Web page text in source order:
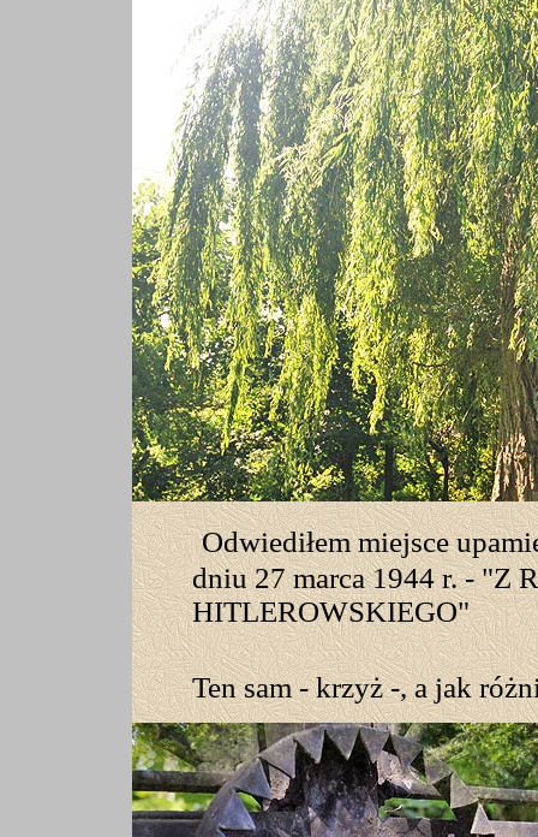
Odwiediłem miejsce
dniu 27 marca 1944 r. - "Z
HITLEROWSKIEGO"
Ten sam - krzyż -, a jak